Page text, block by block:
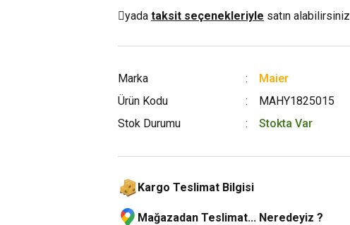
yada taksit seçenekleriyle satın alabilirsiniz
Marka
Maier
Ürün Kodu
MAHY1825015
Stok Durumu
Stokta Var
Kargo Teslimat Bilgisi
Mağazadan Teslimat... Neredeyiz ?